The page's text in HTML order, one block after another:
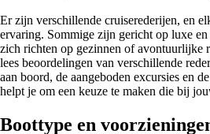
Er zijn verschillende cruiserederijen, en
ervaring. Sommige zijn gericht op luxe
zich richten op gezinnen of avontuurlijke
lees beoordelingen van verschillende
aan boord, de aangeboden excursies en
helpt je om een keuze te maken die bij
Boottype en